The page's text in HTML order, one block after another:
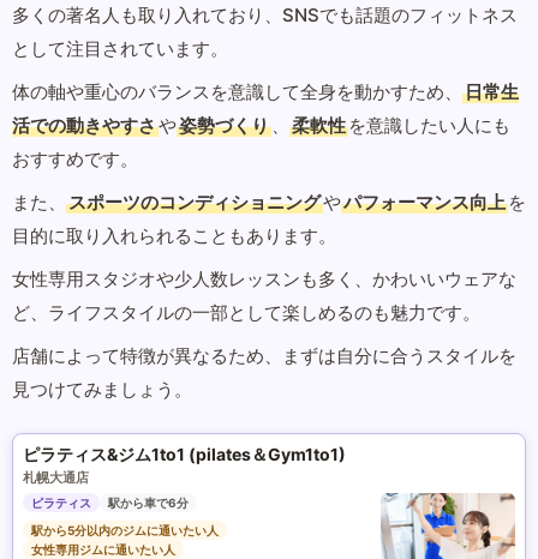
多くの著名人も取り入れており、SNSでも話題のフィットネス
として注目されています。
体の軸や重心のバランスを意識して全身を動かすため、
日常生
活での動きやすさや姿勢づくり 、 柔軟性 を意識したい人にも
おすすめです。
また、
スポーツのコンディショニングやパフォーマンス向上 を
目的に取り入れられることもあります。
女性専用スタジオや少人数レッスンも多く、かわいいウェアな
ど、ライフスタイルの一部として楽しめるのも魅力です。
店舗によって特徴が異なるため、まずは自分に合うスタイルを
見つけてみましょう。
ピラティス&ジム1to1 (pilates＆Gym1to1)
札幌大通店
ピラティス
駅から車で6分
駅から5分以内のジムに通いたい人
女性専用ジムに通いたい人